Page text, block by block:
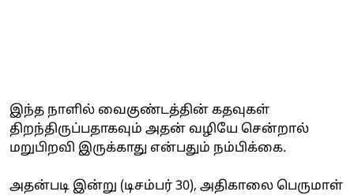
இந்த நாளில் வைகுண்டத்தின் கதவுகள்
திறந்திருப்பதாகவும் அதன் வழியே சென்றால்
மறுபிறவி இருக்காது என்பதும் நம்பிக்கை.
அதன்படி இன்று (டிசம்பர் 30), அதிகாலை பெருமாள்